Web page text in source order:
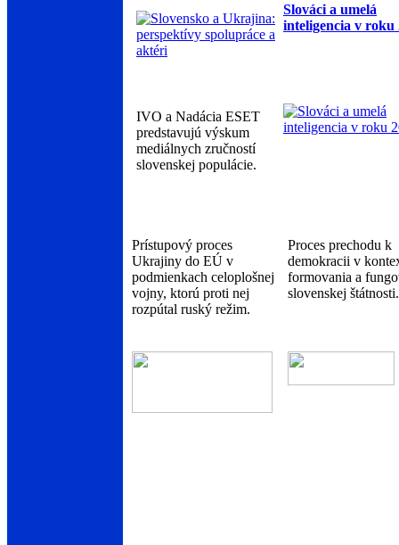
Slováci a umelá
inteligencia v roku
IVO a Nadácia ESET
predstavujú výskum
mediálnych zručností
slovenskej populácie.
Prístupový proces
Ukrajiny do EÚ v
podmienkach celoplošnej
vojny, ktorú proti nej
rozpútal ruský režim.
Proces prechodu k
demokracii v
formovania a
slovenskej štátnosti.